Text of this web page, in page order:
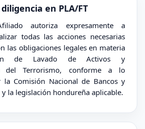
en PLA/FT
autoriza expresamente a
todas las acciones necesarias
las obligaciones legales en materia
de Lavado de Activos y
del Terrorismo, conforme a lo
la Comisión Nacional de Bancos y
y la legislación hondureña aplicable.